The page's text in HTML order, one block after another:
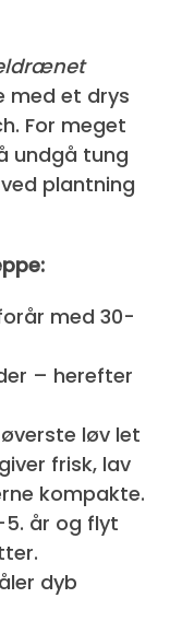
med et drys
For meget
undgå tung
plantning
med 30-
– herefter
løv let
frisk, lav
kompakte.
år og flyt
dyb